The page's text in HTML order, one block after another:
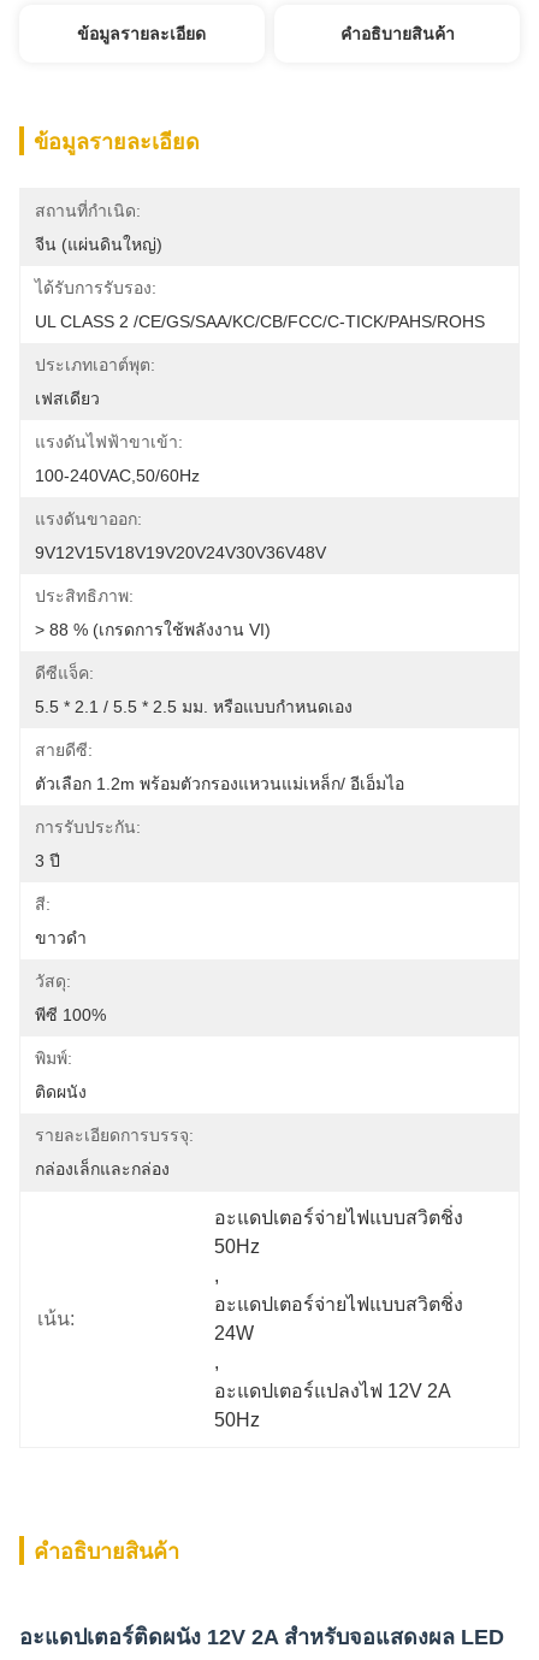
ข้อมูลรายละเอียด คําอธิบายสินค้า
ข้อมูลรายละเอียด
สถานที่กำเนิด:
จีน (แผ่นดินใหญ่)
ได้รับการรับรอง:
UL CLASS 2 /CE/GS/SAA/KC/CB/FCC/C-TICK/PAHS/ROHS
ประเภทเอาต์พุต:
เฟสเดียว
แรงดันไฟฟ้าขาเข้า:
100-240VAC,50/60Hz
แรงดันขาออก:
9V12V15V18V19V20V24V30V36V48V
ประสิทธิภาพ:
> 88 % (เกรดการใช้พลังงาน VI)
ดีซีแจ็ค:
5.5 * 2.1 / 5.5 * 2.5 มม. หรือแบบกำหนดเอง
สายดีซี:
ตัวเลือก 1.2m พร้อมตัวกรองแหวนแม่เหล็ก/ อีเอ็มไอ
การรับประกัน:
3 ปี
สี:
ขาวดำ
วัสดุ:
พีซี 100%
พิมพ์:
ติดผนัง
รายละเอียดการบรรจุ:
กล่องเล็กและกล่อง
เน้น:
อะแดปเตอร์จ่ายไฟแบบสวิตชิ่ง
50Hz
,
อะแดปเตอร์จ่ายไฟแบบสวิตชิ่ง
24W
,
อะแดปเตอร์แปลงไฟ 12V 2A
50Hz
คําอธิบายสินค้า
อะแดปเตอร์ติดผนัง 12V 2A สำหรับจอแสดงผล LED